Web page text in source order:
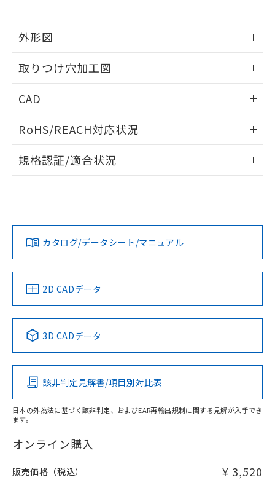
外形図
取りつけ穴加工図
CAD
ドすることができます。
ログイン/会員登録
ダウンロードデータをご利用いただく前に、以下を必ずお読
みください。
ソフトウェアの使用条件
RoHS/REACH対応状況
EU RoHS 注意事項・凡例
対応済み
中国 RoHS 注意事項・凡例
Pb Hg Cd Cr(VI)
O
在庫等で未対応品が混在する可能性があります。
問い合わせください。
規格認証/適合状況
カタログ/データシート/マニュアル
2D CADデータ
3D CADデータ
該非判定見解書/項目別対比表
日本の外為法に基づく該非判定、およびEAR再輸出規制に関する見解が入手でき
ます。
オンライン購入
販売価格（税込） ¥ 3,520
物質の対応では、対応完了までの期間は出
荷製品に未対応品が混在することから備考
既に当社にて対応品への在庫切替を完了
していることから、特段のことがない限
り、2022年1月12日より割愛しておりま